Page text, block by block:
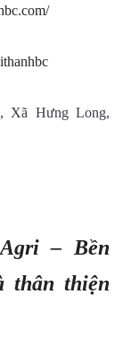
Xã Hưng Long,
– Bền
thân thiện